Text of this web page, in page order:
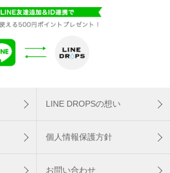
LINE DROPSの想い
個人情報保護方針
お問い合わせ